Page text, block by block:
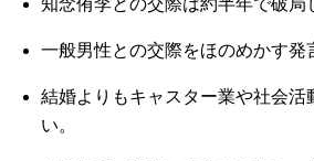
知念侑李との交際は約半年で破局
一般男性との交際をほのめかす発
結婚よりもキャスター業や社会活
い。